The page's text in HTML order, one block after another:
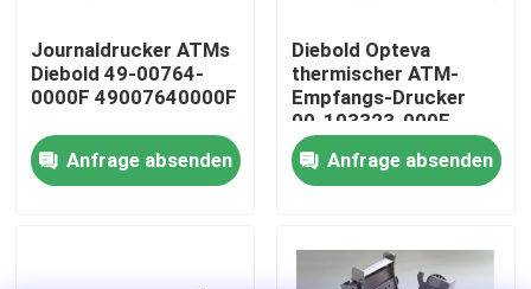
Qualitätskontrolle
Treten Sie mit uns in Verbindung
Fordern Sie ein Zitat
Journaldrucker ATMs
Diebold 49-00764-
0000F 49007640000F
Anfrage absenden
Diebold Opteva
thermischer ATM-
Empfangs-Drucker
00-103323-000E
00103323000E
Anfrage absenden